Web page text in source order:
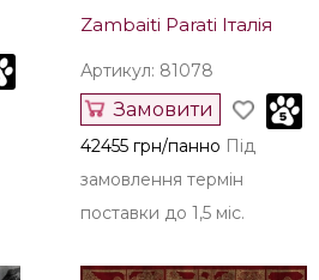
Zambaiti Parati Італія
Артикул: 81078
Замовити
42455 грн/панно Під
замовлення термін
поставки до 1,5 міс.